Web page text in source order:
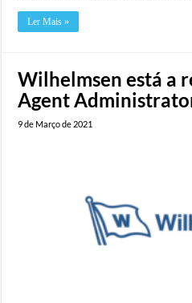
Ler Mais »
Wilhelmsen está a
Agent
9 de Março de 2021